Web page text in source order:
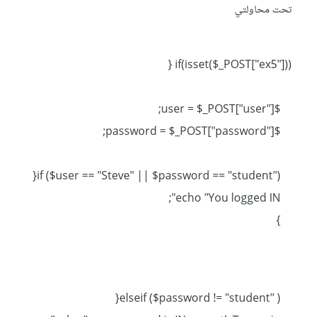
تحت محاولتي
if(isset($_POST["ex5"])) {
$user = $_POST["user"];
$password = $_POST["password"];
}